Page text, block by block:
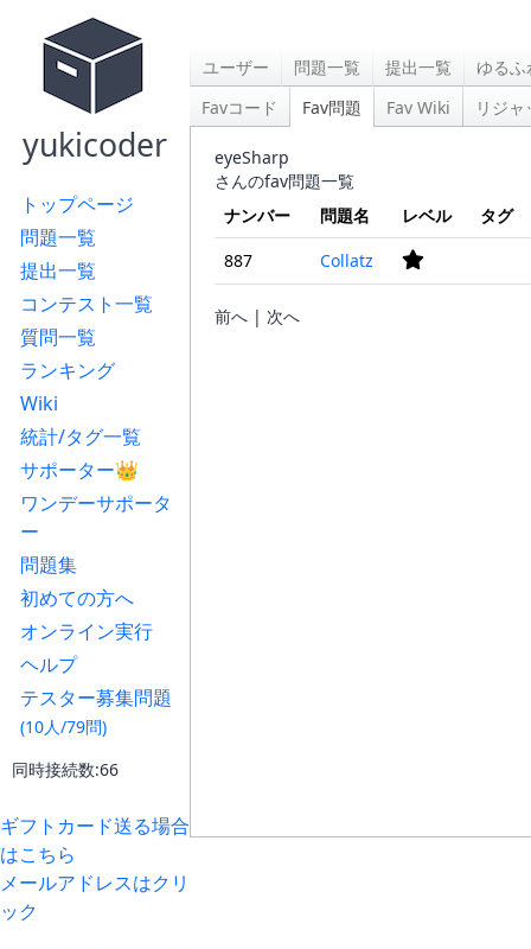
yukicoder
トップページ
問題一覧
提出一覧
コンテスト一覧
質問一覧
ランキング
Wiki
統計/タグ一覧
サポーター👑
ワンデーサポータ
ー
問題集
初めての方へ
オンライン実行
ヘルプ
テスター募集問題
(10人/79問)
同時接続数:66
ギフトカード送る場合
はこちら
メールアドレスはクリ
ック
ユーザー 問題一覧 提出一覧
ゆる
Favコード
Fav問題 Fav Wiki リジ
eyeSharp
さんのfav問題一覧
ナンバー
問題名 レベル
タグ
887
Collatz
前へ | 次へ